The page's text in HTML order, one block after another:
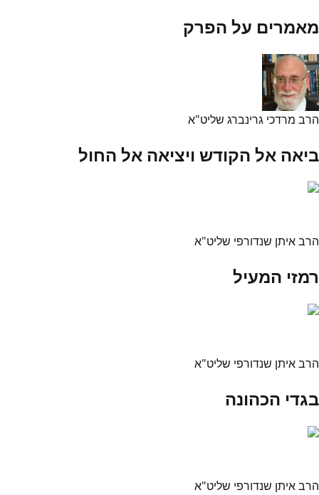
מאמרים על הפרק
הרב מרדכי גרינברג שליט"א
ביאה אל הקודש ויציאה אל החול
הרב איתן שנדורפי שליט"א
רמזי המעיל
הרב איתן שנדורפי שליט"א
בגדי הכהונה
הרב איתן שנדורפי שליט"א